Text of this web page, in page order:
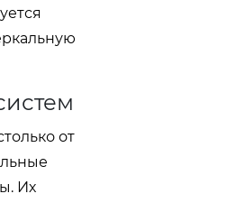
от
Их